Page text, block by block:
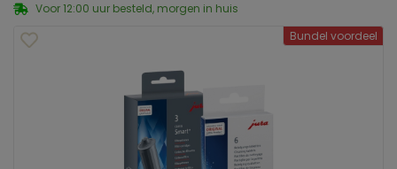
Bundel voordeel
Voor 12:00 uur besteld, morgen in huis